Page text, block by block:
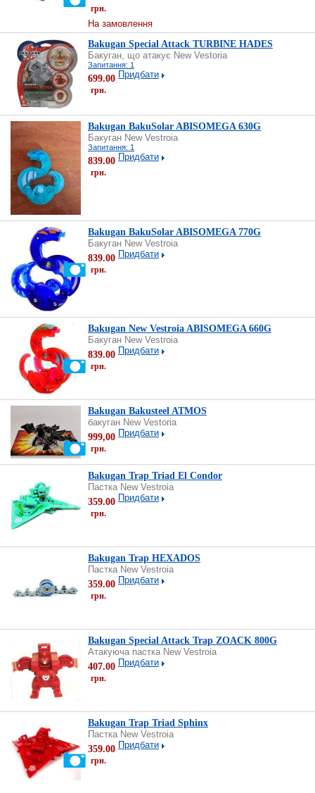
грн.
На замовлення
Bakugan Special Attack TURBINE HADES
Бакуган, що атакує New Vestoria
Запитання: 1
699.00
грн.
Придбати
Bakugan BakuSolar ABISOMEGA 630G
Бакуган New Vestroia
Запитання: 1
839.00
грн.
Придбати
Bakugan BakuSolar ABISOMEGA 770G
Бакуган New Vestroia
839.00
грн.
Придбати
Bakugan New Vestroia ABISOMEGA 660G
Бакуган New Vestroia
839.00
грн.
Придбати
Bakugan Bakusteel ATMOS
бакуган New Vestoria
999,00
грн.
Придбати
Bakugan Trap Triad El Condor
Пастка New Vestroia
359.00
грн.
Придбати
Bakugan Trap HEXADOS
Пастка New Vestroia
359.00
грн.
Придбати
Bakugan Special Attack Trap ZOACK 800G
Атакуюча пастка New Vestroia
407.00
грн.
Придбати
Bakugan Trap Triad Sphinx
Пастка New Vestroia
359.00
грн.
Придбати